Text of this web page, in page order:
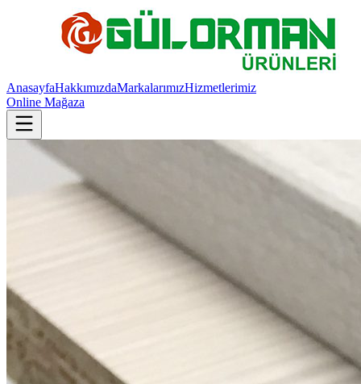
AnasayfaHakkımızdaMarkalarımızHizmetlerimiz
Online Mağaza